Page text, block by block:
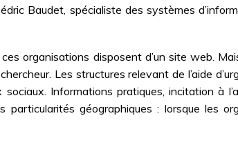
Baudet, spécialiste des systèmes
organisations disposent d’un site web.
Les structures relevant de l’aide
Informations pratiques, incitation à
particularités géographiques : lorsque les